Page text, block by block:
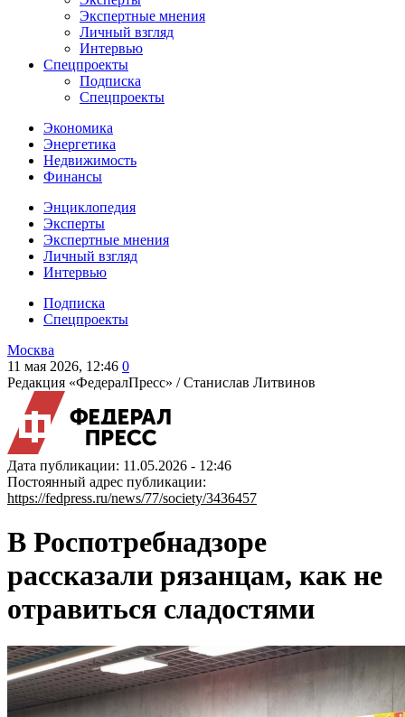
Экспертные мнения
Личный взгляд
Интервью
Спецпроекты
Подписка
Спецпроекты
Экономика
Энергетика
Недвижимость
Финансы
Энциклопедия
Эксперты
Экспертные мнения
Личный взгляд
Интервью
Подписка
Спецпроекты
Москва
11 мая 2026, 12:46 0
Редакция «ФедералПресс» /Станислав Литвинов
Дата публикации: 11.05.2026 - 12:46
Постоянный адрес публикации:
https://fedpress.ru/news/77/society/3436457
В Роспотребнадзоре
рассказали рязанцам, как не
отравиться сладостями